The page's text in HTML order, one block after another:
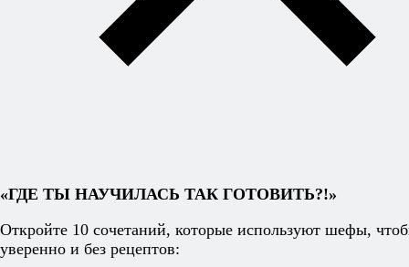
Старый рынок - Хельсинки, Финляндия
Центральный рынок Риги
Субботний рынок в Антверпене
Сделаем наш путеводитель!
готовить без
уверенно и
«ГДЕ ТЫ НАУЧИЛАСЬ ТАК ГОТОВИТЬ?!»
Откройте 10 сочетаний, которые используют шефы,
уверенно и без рецептов: